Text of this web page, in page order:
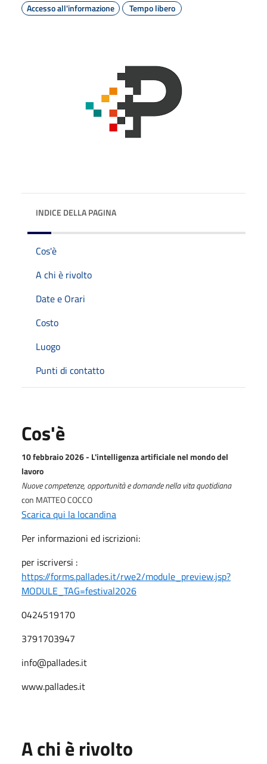
Accesso all'informazione
Tempo libero
INDICE DELLA PAGINA
Cos'è
A chi è rivolto
Date e Orari
Costo
Luogo
Punti di contatto
Cos'è
10 febbraio 2026 - L'intelligenza artificiale nel mondo del
lavoro
Nuove competenze, opportunità e domande nella vita quotidiana
con MATTEO COCCO
Scarica qui la locandina
Per informazioni ed iscrizioni:
per iscriversi :
https://forms.pallades.it/rwe2/module_preview.jsp?
MODULE_TAG=festival2026
0424519170
3791703947
info@pallades.it
www.pallades.it
A chi è rivolto